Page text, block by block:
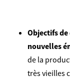
Objectifs
nouvelles
de la
très vieilles